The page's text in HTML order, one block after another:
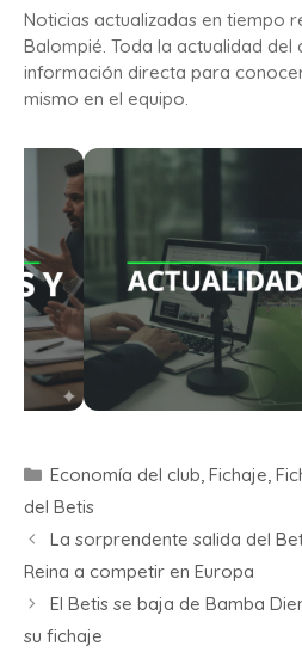
Noticias actualizadas en tiempo
Balompié. Toda la actualidad del
información directa para
mismo en el equipo.
Economía del club, Fichaje,
del Betis
La sorprendente salida del
Reina a competir en Europa
El Betis se baja de Bamba
su fichaje